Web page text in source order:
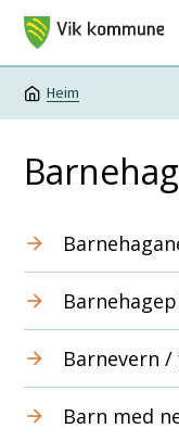
Vik kommune
Du er her:
Heim
Barnevern
Barn med